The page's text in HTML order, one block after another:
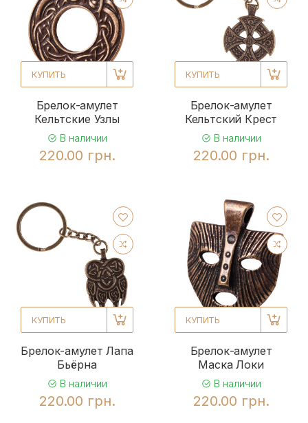
КУПИТЬ
Брелок-амулет
Кельтские Узлы
В наличии
220.00 грн.
КУПИТЬ
Брелок-амулет
Кельтский Крест
В наличии
220.00 грн.
КУПИТЬ
Брелок-амулет Лапа
Бьёрна
В наличии
220.00 грн.
КУПИТЬ
Брелок-амулет
Маска Локи
В наличии
220.00 грн.